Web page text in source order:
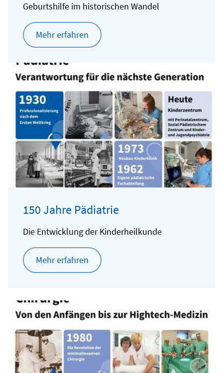
Geburtshilfe im historischen Wandel
Mehr erfahren
150 Jahre Pädiatrie
Die Entwicklung der Kinderheilkunde
Mehr erfahren